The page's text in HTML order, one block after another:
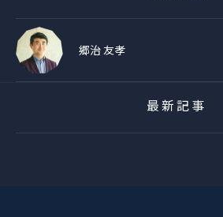
郷治 友孝
最新記事